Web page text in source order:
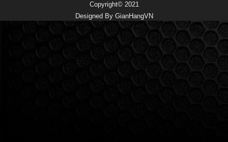
Copyright© 2021
Designed By GianHangVN